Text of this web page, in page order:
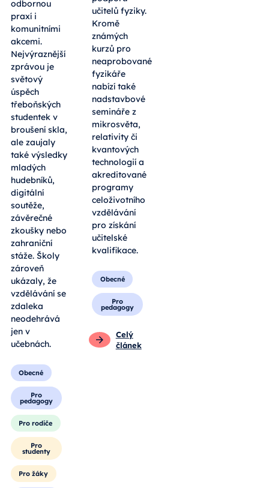
odbornou
praxí i
komunitními
akcemi.
Nejvýraznější
zprávou je
světový
úspěch
třeboňských
studentek v
broušení skla,
ale zaujaly
také výsledky
mladých
hudebníků,
digitální
soutěže,
závěrečné
zkoušky nebo
zahraniční
stáže. Školy
zároveň
ukázaly, že
vzdělávání se
zdaleka
neodehrává
jen v
učebnách.
Obecné
Pro
pedagogy
Pro rodiče
Pro
studenty
Pro žáky
učitelů fyziky.
Kromě
známých
kurzů pro
neaprobované
fyzikáře
nabízí také
nadstavbové
semináře z
mikrosvěta,
relativity či
kvantových
technologií a
akreditované
programy
celoživotního
vzdělávání
pro získání
učitelské
kvalifikace.
Obecné
Pro
pedagogy
Celý
článek